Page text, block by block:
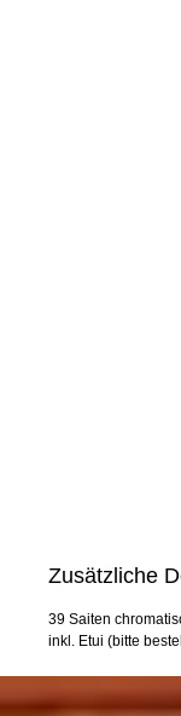
Zusätzliche
39 Saiten
inkl. Etui (bitte